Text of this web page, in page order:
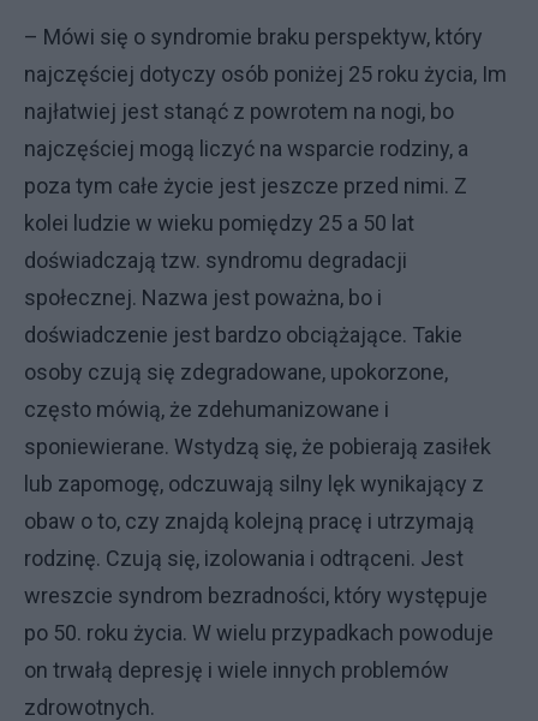
– Mówi się o syndromie braku perspektyw, który
najczęściej dotyczy osób poniżej 25 roku życia, Im
najłatwiej jest stanąć z powrotem na nogi, bo
najczęściej mogą liczyć na wsparcie rodziny, a
poza tym całe życie jest jeszcze przed nimi. Z
kolei ludzie w wieku pomiędzy 25 a 50 lat
doświadczają tzw. syndromu degradacji
społecznej. Nazwa jest poważna, bo i
doświadczenie jest bardzo obciążające. Takie
osoby czują się zdegradowane, upokorzone,
często mówią, że zdehumanizowane i
sponiewierane. Wstydzą się, że pobierają zasiłek
lub zapomogę, odczuwają silny lęk wynikający z
obaw o to, czy znajdą kolejną pracę i utrzymają
rodzinę. Czują się, izolowania i odtrąceni. Jest
wreszcie syndrom bezradności, który występuje
po 50. roku życia. W wielu przypadkach powoduje
on trwałą depresję i wiele innych problemów
zdrowotnych.